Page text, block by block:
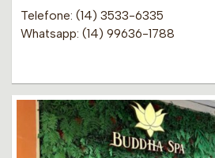
Telefone: (14) 3533-6335
Whatsapp: (14) 99636-1788